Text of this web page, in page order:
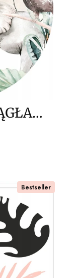
Bestseller